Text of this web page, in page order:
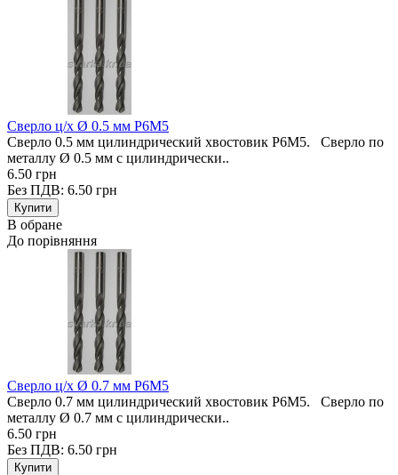
Сверло ц/х Ø 0.5 мм Р6М5
Сверло 0.5 мм цилиндрический хвостовик Р6М5. Сверло по
металлу Ø 0.5 мм с цилиндрически..
6.50 грн
Без ПДВ: 6.50 грн
В обране
До порівняння
Сверло ц/х Ø 0.7 мм Р6М5
Сверло 0.7 мм цилиндрический хвостовик Р6М5. Сверло по
металлу Ø 0.7 мм с цилиндрически..
6.50 грн
Без ПДВ: 6.50 грн